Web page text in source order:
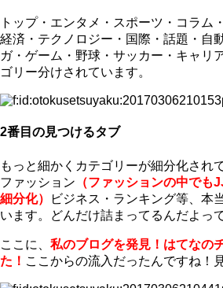
トップ・エンタメ・スポーツ・コラム
経済・テクノロジー・国際・話題・自
ガ・ゲーム・野球・サッカー・キャリ
ゴリー分けされています。
2番目の見つけるタブ
もっと細かくカテゴリーが細分化され
ファッション （ファッションの中で
細分化）
ビジネス・ランキング等、本
います。どんだけ詰まってるんだよっ
ここに、 私のブログを発見！はてなの
た！ ここからの流入だったんですね！